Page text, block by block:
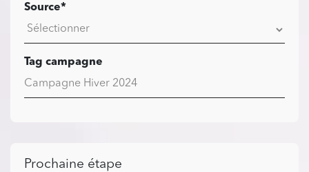
Source*
Tag campagne
Prochaine étape